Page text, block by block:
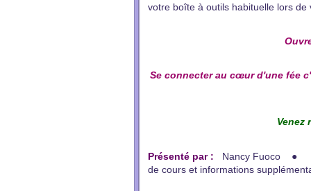
votre boîte à outils habituelle lors de
Se connecter au cœur d'une fée
Venez
Présenté par :
Nancy Fuoco ●
de cours et informations